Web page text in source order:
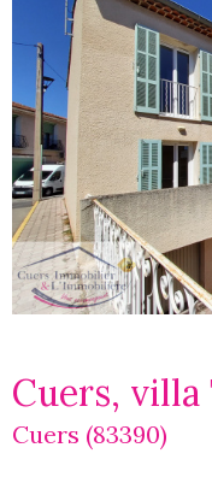
Cuers, villa
Cuers (83390)